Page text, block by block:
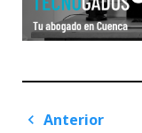
Navegación
Anterior